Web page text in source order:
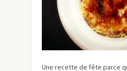
Une recette de fête parce